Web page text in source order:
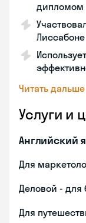
дипломом
Лиссабоне
Читать дальше
Услуги и
Английский
Для
Деловой - для
Для